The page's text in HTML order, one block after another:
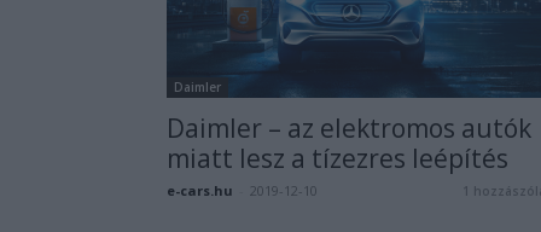
Daimler
Daimler – az elektromos autók
miatt lesz a tízezres leépítés
e-cars.hu 2019-12-10 1